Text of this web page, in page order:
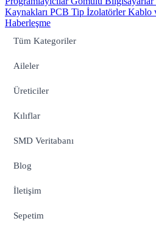
Kaynakları PCB Tip İzolatörlerKablo
Haberleşme
Tüm Kategoriler
Aileler
Üreticiler
Kılıflar
SMD Veritabanı
Blog
İletişim
Sepetim